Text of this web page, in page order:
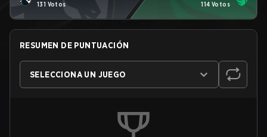
131 Votos 114 Votos
RESUMEN DE PUNTUACIÓN
SELECCIONA UN JUEGO